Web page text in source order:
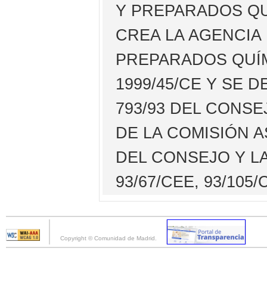
Y PREPARADOS
CREA LA
PREPARADOS
1999/45/CE Y SE
793/93 DEL
DE LA COMISIÓN
DEL CONSEJO Y
93/67/CEE, 93/105/
Copyright © Comunidad de Madrid.